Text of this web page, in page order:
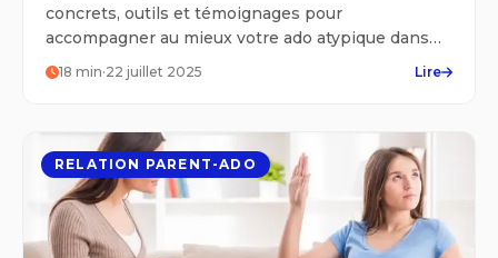
concrets, outils et témoignages pour
accompagner au mieux votre ado atypique dans
ses études et son orientation.
18 min·22 juillet 2025 Lire
RELATION PARENT-ADO